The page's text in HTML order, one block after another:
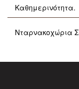
Καθημερινότητα.
Νταρνακοχώρια